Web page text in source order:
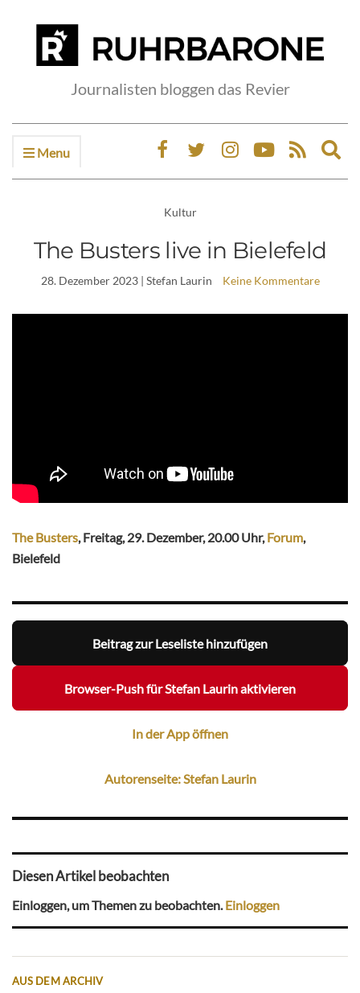
Journalisten bloggen das Revier
Menu
Kultur
The Busters live in Bielefeld
28. Dezember 2023| Stefan Laurin Keine Kommentare
The Busters, Freitag, 29. Dezember, 20.00 Uhr,Forum,
Bielefeld
Beitrag zur Leseliste hinzufügen
Browser-Push für Stefan Laurin aktivieren
In der App öffnen
Autorenseite: Stefan Laurin
Diesen Artikel beobachten
Einloggen, um Themen zu beobachten. Einloggen
AUS DEM ARCHIV